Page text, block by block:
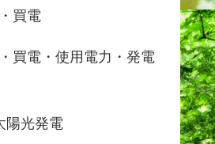
買電
買電・使用電力・発電
陽光発電